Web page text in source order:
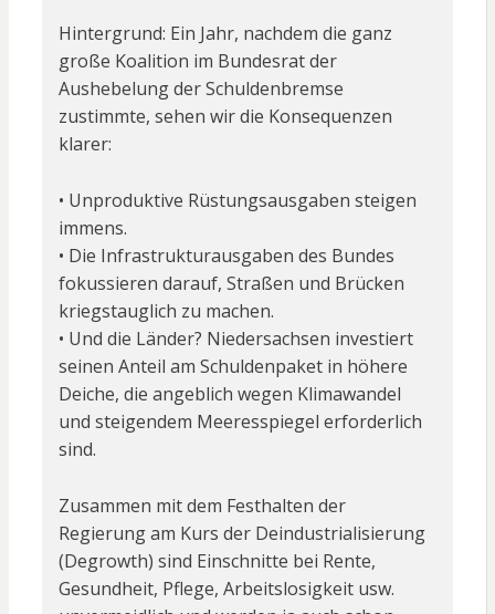
Hintergrund: Ein Jahr, nachdem die ganz
große Koalition im Bundesrat der
Aushebelung der Schuldenbremse
zustimmte, sehen wir die Konsequenzen
klarer:
• Unproduktive Rüstungsausgaben steigen
immens.
• Die Infrastrukturausgaben des Bundes
fokussieren darauf, Straßen und Brücken
kriegstauglich zu machen.
• Und die Länder? Niedersachsen investiert
seinen Anteil am Schuldenpaket in höhere
Deiche, die angeblich wegen Klimawandel
und steigendem Meeresspiegel erforderlich
sind.
Zusammen mit dem Festhalten der
Regierung am Kurs der Deindustrialisierung
(Degrowth) sind Einschnitte bei Rente,
Gesundheit, Pflege, Arbeitslosigkeit usw.